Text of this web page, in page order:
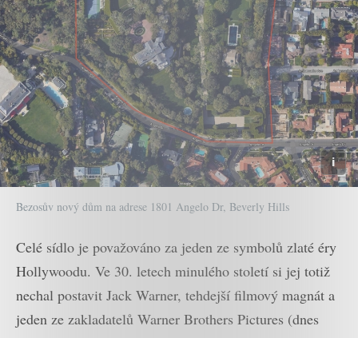
Bezosův nový dům na adrese 1801 Angelo Dr, Beverly Hills
Celé sídlo je považováno za jeden ze symbolů zlaté éry
Hollywoodu. Ve 30. letech minulého století si jej totiž
nechal postavit Jack Warner, tehdejší filmový magnát a
jeden ze zakladatelů Warner Brothers Pictures (dnes